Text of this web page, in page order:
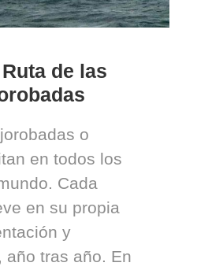
de las
o
en todos los
Cada
en su propia
y
año tras año. En